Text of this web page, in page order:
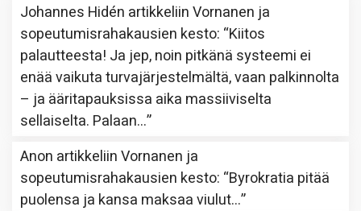
Johannes Hidén artikkeliinVornanen ja
sopeutumisrahakausien kesto: “Kiitos
palautteesta! Ja jep, noin pitkänä systeemi ei
enää vaikuta turvajärjestelmältä, vaan palkinnolta
– ja ääritapauksissa aika massiiviselta
sellaiselta. Palaan…”
Anon artikkeliinVornanen ja
sopeutumisrahakausien kesto: “Byrokratia pitää
puolensa ja kansa maksaa viulut…”